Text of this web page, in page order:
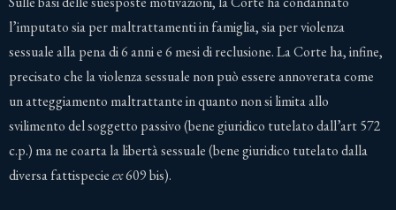
l’imputato sia per maltrattamenti in famiglia, sia per violenza
sessuale alla pena di 6 anni e 6 mesi di reclusione. La Corte ha, infine,
precisato che la violenza sessuale non può essere annoverata come
un atteggiamento maltrattante in quanto non si limita allo
svilimento del soggetto passivo (bene giuridico tutelato dall’art 572
c.p.) ma ne coarta la libertà sessuale (bene giuridico tutelato dalla
diversa fattispecieex609 bis).